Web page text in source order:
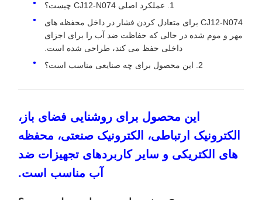
1. عملکرد اصلی CJ12-N074 چیست؟
CJ12-N074 برای متعادل کردن فشار در داخل محفظه های
مهر و موم شده در حالی که حفاظت ضد آب را برای اجزای
داخلی حفظ می کند، طراحی شده است.
2. این محصول برای چه صنایعی مناسب است؟
این محصول برای روشنایی فضای باز،
الکترونیک ارتباطی، الکترونیک صنعتی، محفظه
های الکتریکی و سایر کاربردهای تجهیزات ضد
آب مناسب است.